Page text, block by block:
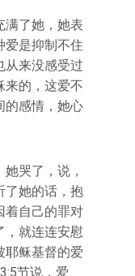
满了她，她表
爱是抑制不住
从来没感受过
来的，这爱不
的感情，她心
哭了，说，
了她的话，抱
着自己的罪对
，就连连安慰
耶稣基督的爱
节说，爱